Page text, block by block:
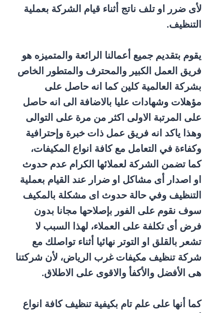
لأى ضرر او تلف ناتج أثناء قيام الشركة بعملية
التنظيف.
يقوم بتقديم جميع أعمالنا الرائعة والمتميزه هو
فريق العمل الكبير والمحترف والمتطور الخاص
بشركة العالمية كلين كما انه حاصل على
مؤهلات وشهادات عليا بالاضافة الى انه حاصل
على المرتبة الاولى اكثر من مرة على التوالى
وهذا ياكد انه فريق عمل ذات خبرة وإحترافية
وكفاءة في التعامل مع كافة انواع المكيفات،
كما تضمن الشركة لعملائها الكرام عدم حدوث
او اصدار أى مشاكل او ضرار عند القيام بعملية
التنظيف وفي حالة حدوث اى مشكلة بالمكيف
سوف نقوم على الفور بإصلاحها مجانا بدون
فرض أى تكلفة على العملاء، لهذا السبب لا
تشعر بالقلق او التوتر نهائيا أثناء تواصلك مع
شركة تنظيف مكيفات غرب الرياض، لأن شركتنا
هى الأفضل والأكفأ والاقوى على الاطلاق.
كما أنها على علم تام بكيفية تنظيف كافة انواع